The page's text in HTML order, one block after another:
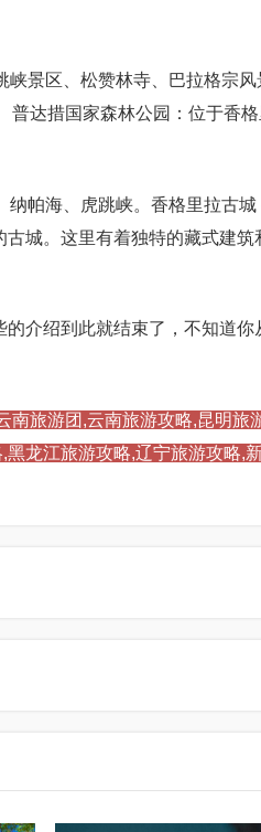
景区、松赞林寺、巴拉格宗
达措国家森林公园：位于香
帕海、虎跳峡。香格里拉古
城。这里有着独特的藏式建
介绍到此就结束了，不知道
旅游团,云南旅游攻略,昆明旅
龙江旅游攻略,辽宁旅游攻略,